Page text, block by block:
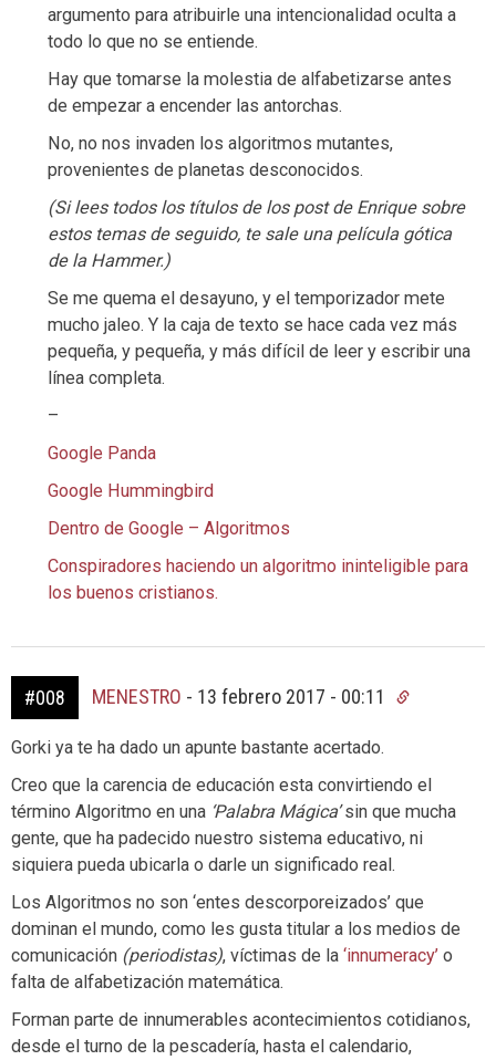
argumento para atribuirle una intencionalidad oculta a
todo lo que no se entiende.
Hay que tomarse la molestia de alfabetizarse antes
de empezar a encender las antorchas.
No, no nos invaden los algoritmos mutantes,
provenientes de planetas desconocidos.
(Si lees todos los títulos de los post de Enrique sobre
estos temas de seguido, te sale una película gótica
de la Hammer.)
Se me quema el desayuno, y el temporizador mete
mucho jaleo. Y la caja de texto se hace cada vez más
pequeña, y pequeña, y más difícil de leer y escribir una
línea completa.
–
Google Panda
Google Hummingbird
Dentro de Google – Algoritmos
Conspiradores haciendo un algoritmo ininteligible para
los buenos cristianos.
#008 MENESTRO - 13 febrero 2017 - 00:11
Gorki ya te ha dado un apunte bastante acertado.
Creo que la carencia de educación esta convirtiendo el
término Algoritmo en una ‘Palabra Mágica’sin que mucha
gente, que ha padecido nuestro sistema educativo, ni
siquiera pueda ubicarla o darle un significado real.
Los Algoritmos no son ‘entes descorporeizados’ que
dominan el mundo, como les gusta titular a los medios de
comunicación (periodistas), víctimas de la ‘innumeracy’ o
falta de alfabetización matemática.
Forman parte de innumerables acontecimientos cotidianos,
desde el turno de la pescadería, hasta el calendario,